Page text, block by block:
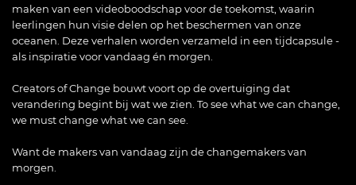
maken van een videoboodschap voor de toekomst, waarin
leerlingen hun visie delen op het beschermen van onze
oceanen. Deze verhalen worden verzameld in een tijdcapsule -
als inspiratie voor vandaag én morgen.
Creators of Change bouwt voort op de overtuiging dat
verandering begint bij wat we zien. To see what we can change,
we must change what we can see.
Want de makers van vandaag zijn de changemakers van
morgen.